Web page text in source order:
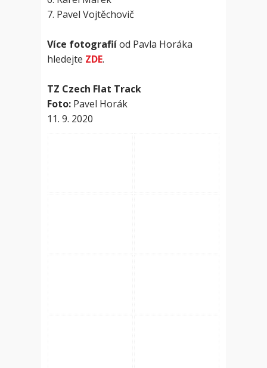
7. Pavel Vojtěchovič
Více fotografiíod Pavla Horáka
hledejte ZDE.
TZ Czech Flat Track
Foto: Pavel Horák
11. 9. 2020